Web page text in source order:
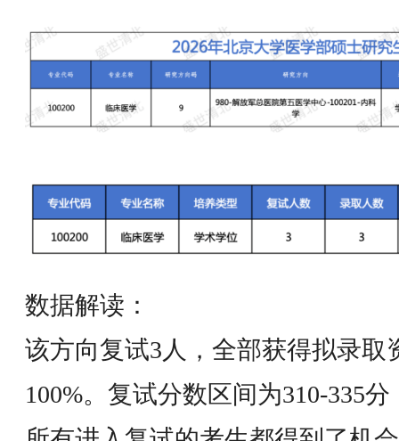
数据解读：
该方向复试3人，全部获得拟录取
100%。复试分数区间为310-335